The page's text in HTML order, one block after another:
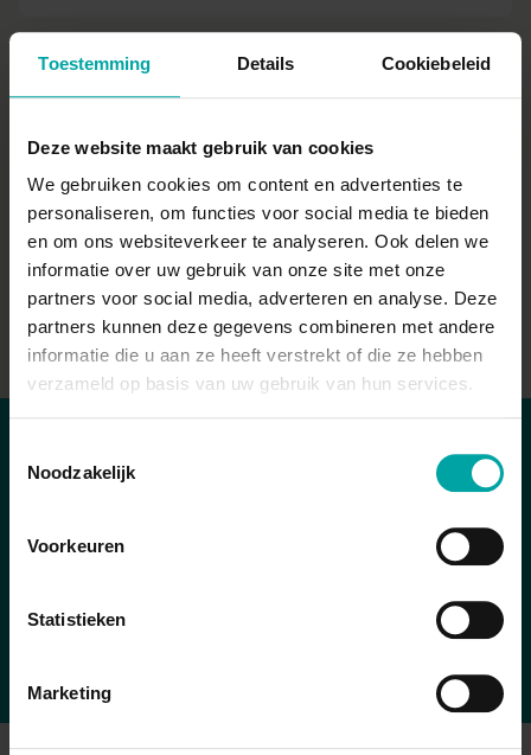
Toestemming Details Cookiebeleid
Deze website maakt gebruik van cookies
We gebruiken cookies om content en advertenties te
personaliseren, om functies voor social media te bieden
en om ons websiteverkeer te analyseren. Ook delen we
informatie over uw gebruik van onze site met onze
partners voor social media, adverteren en analyse. Deze
partners kunnen deze gegevens combineren met andere
informatie die u aan ze heeft verstrekt of die ze hebben
verzameld op basis van uw gebruik van hun services.
Noodzakelijk
Voorkeuren
Statistieken
Marketing
Provinciale activiteiten
Kenniscentrum
Veiligheidsnieuws
Andere
Heb je je antwoord
niet gevonden?